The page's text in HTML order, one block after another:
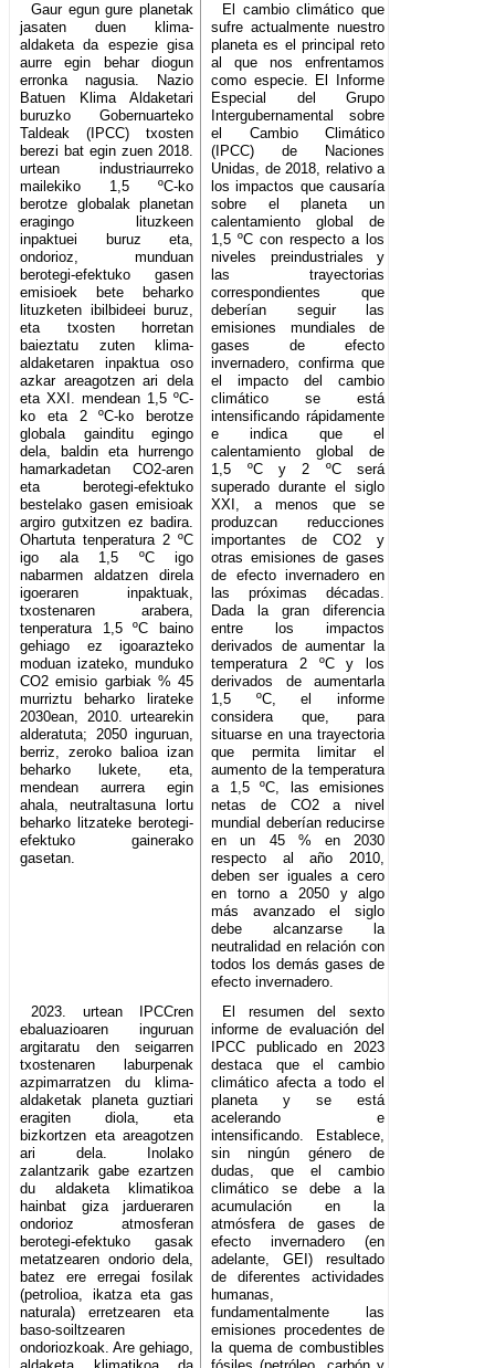
Gaur egun gure planetak
jasaten duen klima-
aldaketa da espezie gisa
aurre egin behar diogun
erronka nagusia. Nazio
Batuen Klima Aldaketari
buruzko Gobernuarteko
Taldeak (IPCC) txosten
berezi bat egin zuen 2018.
urtean industriaurreko
mailekiko 1,5 ºC-ko
berotze globalak planetan
eragingo lituzkeen
inpaktuei buruz eta,
ondorioz, munduan
berotegi-efektuko gasen
emisioek bete beharko
lituzketen ibilbideei buruz,
eta txosten horretan
baieztatu zuten klima-
aldaketaren inpaktua oso
azkar areagotzen ari dela
eta XXI. mendean 1,5 ºC-
ko eta 2 ºC-ko berotze
globala gainditu egingo
dela, baldin eta hurrengo
hamarkadetan CO2-aren
eta berotegi-efektuko
bestelako gasen emisioak
argiro gutxitzen ez badira.
Ohartuta tenperatura 2 ºC
igo ala 1,5 ºC igo
nabarmen aldatzen direla
igoeraren inpaktuak,
txostenaren arabera,
tenperatura 1,5 ºC baino
gehiago ez igoarazteko
moduan izateko, munduko
CO2 emisio garbiak % 45
murriztu beharko lirateke
2030ean, 2010. urtearekin
alderatuta; 2050 inguruan,
berriz, zeroko balioa izan
beharko lukete, eta,
mendean aurrera egin
ahala, neutraltasuna lortu
beharko litzateke berotegi-
efektuko gainerako
gasetan.
El cambio climático que
sufre actualmente nuestro
planeta es el principal reto
al que nos enfrentamos
como especie. El Informe
Especial del Grupo
Intergubernamental sobre
el Cambio Climático
(IPCC) de Naciones
Unidas, de 2018, relativo a
los impactos que causaría
sobre el planeta un
calentamiento global de
1,5 ºC con respecto a los
niveles preindustriales y
las trayectorias
correspondientes que
deberían seguir las
emisiones mundiales de
gases de efecto
invernadero, confirma que
el impacto del cambio
climático se está
intensificando rápidamente
e indica que el
calentamiento global de
1,5 ºC y 2 ºC será
superado durante el siglo
XXI, a menos que se
produzcan reducciones
importantes de CO2 y
otras emisiones de gases
de efecto invernadero en
las próximas décadas.
Dada la gran diferencia
entre los impactos
derivados de aumentar la
temperatura 2 ºC y los
derivados de aumentarla
1,5 ºC, el informe
considera que, para
situarse en una trayectoria
que permita limitar el
aumento de la temperatura
a 1,5 ºC, las emisiones
netas de CO2 a nivel
mundial deberían reducirse
en un 45 % en 2030
respecto al año 2010,
deben ser iguales a cero
en torno a 2050 y algo
más avanzado el siglo
debe alcanzarse la
neutralidad en relación con
todos los demás gases de
efecto invernadero.
2023. urtean IPCCren
ebaluazioaren inguruan
argitaratu den seigarren
txostenaren laburpenak
azpimarratzen du klima-
aldaketak planeta guztiari
eragiten diola, eta
bizkortzen eta areagotzen
ari dela. Inolako
zalantzarik gabe ezartzen
du aldaketa klimatikoa
hainbat giza jardueraren
ondorioz atmosferan
berotegi-efektuko gasak
metatzearen ondorio dela,
batez ere erregai fosilak
(petrolioa, ikatza eta gas
naturala) erretzearen eta
baso-soiltzearen
ondoriozkoak. Are gehiago,
El resumen del sexto
informe de evaluación del
IPCC publicado en 2023
destaca que el cambio
climático afecta a todo el
planeta y se está
acelerando e
intensificando. Establece,
sin ningún género de
dudas, que el cambio
climático se debe a la
acumulación en la
atmósfera de gases de
efecto invernadero (en
adelante, GEI) resultado
de diferentes actividades
humanas,
fundamentalmente las
emisiones procedentes de
la quema de combustibles